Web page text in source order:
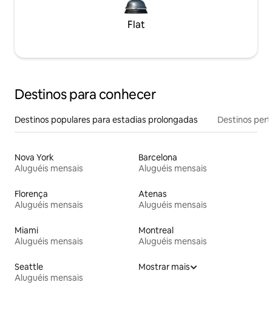
Flat
Destinos para conhecer
Destinos populares para estadias prolongadas Destinos
Nova York
Aluguéis mensais
Barcelona
Aluguéis mensais
Florença
Aluguéis mensais
Atenas
Aluguéis mensais
Miami
Aluguéis mensais
Montreal
Aluguéis mensais
Seattle
Aluguéis mensais
Mostrar mais